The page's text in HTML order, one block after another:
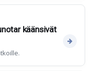
käänsivät